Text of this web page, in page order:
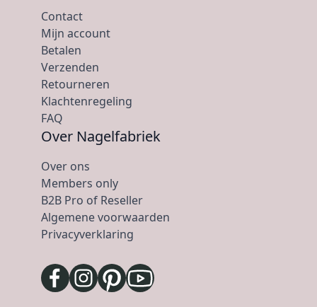
Contact
Mijn account
Betalen
Verzenden
Retourneren
Klachtenregeling
FAQ
Over Nagelfabriek
Over ons
Members only
B2B Pro of Reseller
Algemene voorwaarden
Privacyverklaring